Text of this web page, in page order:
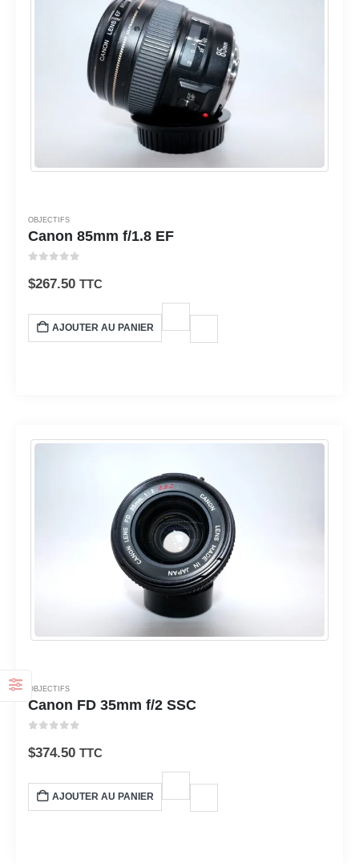
OBJECTIFS
Canon 85mm f/1.8 EF
$267.50 TTC
AJOUTER AU PANIER
OBJECTIFS
Canon FD 35mm f/2 SSC
$374.50 TTC
AJOUTER AU PANIER